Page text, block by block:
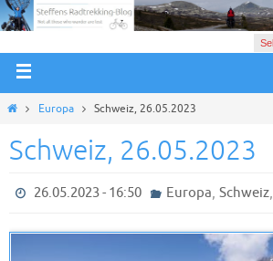
Europa Schweiz, 26.05.2023
Schweiz, 26.05.2023
26.05.2023 - 16:50 Europa, Schweiz,